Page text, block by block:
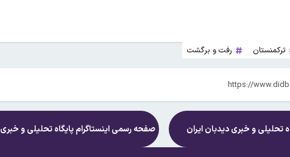
ترکمنستان رفت و برگشت
تحلیلی و خبریدیدبان ایران صفحه رسمی اینستاگرام پایگاه تحلیلی و خبری